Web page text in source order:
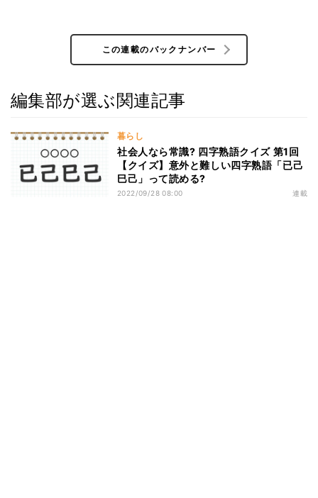
この連載のバックナンバー
編集部が選ぶ関連記事
暮らし
社会人なら常識? 四字熟語クイズ 第1回
【クイズ】意外と難しい四字熟語「已己
巳己」って読める?
2022/09/28 08:00 連載